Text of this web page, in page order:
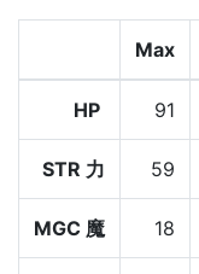
Max
HP 91
STR 力 59
MGC 魔 18